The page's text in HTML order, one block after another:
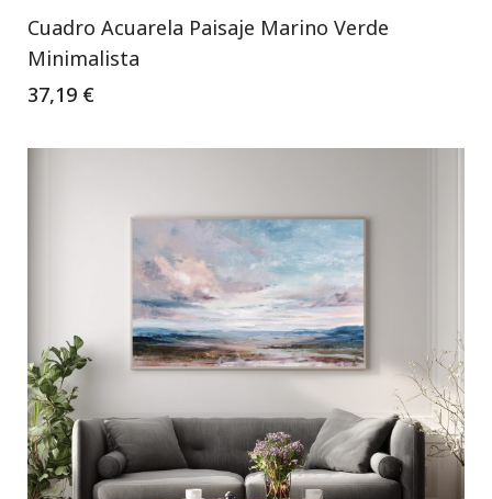
Cuadro Acuarela Paisaje Marino Verde
Minimalista
37,19 €